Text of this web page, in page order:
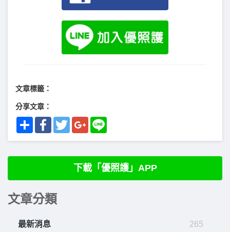
文章標籤：
分享文章：
Share FacebookTwitterGoogle+
下載「優照護」APP
文章分類
最新消息 265